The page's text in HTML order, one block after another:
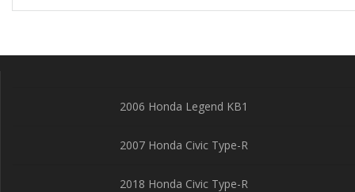
2006 Honda Legend KB1
2007 Honda Civic Type-R
2018 Honda Civic Type-R